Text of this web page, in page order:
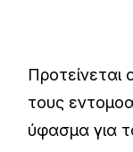
Προτείνεται
τους
ύφασμα για